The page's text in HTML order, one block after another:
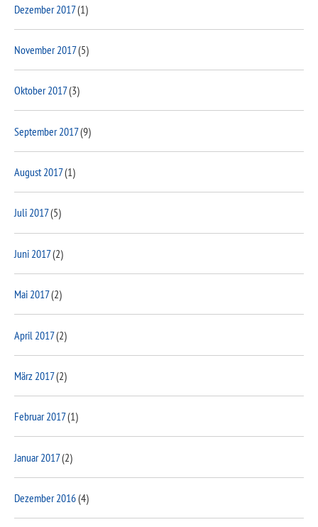
Dezember 2017(1)
November 2017(5)
Oktober 2017(3)
September 2017(9)
August 2017(1)
Juli 2017(5)
Juni 2017(2)
Mai 2017(2)
April 2017(2)
März 2017(2)
Februar 2017(1)
Januar 2017(2)
Dezember 2016(4)